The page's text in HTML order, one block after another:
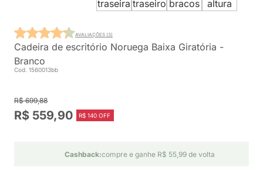
Cadeira de escritório Noruega Baixa Giratória -
Branco
Cod. 1560013bb
AVALIAÇÕES (3)
R$ 699,88
R$ 559,90 R$ 140 OFF
Cashback:compre e ganhe R$ 55,99 de volta